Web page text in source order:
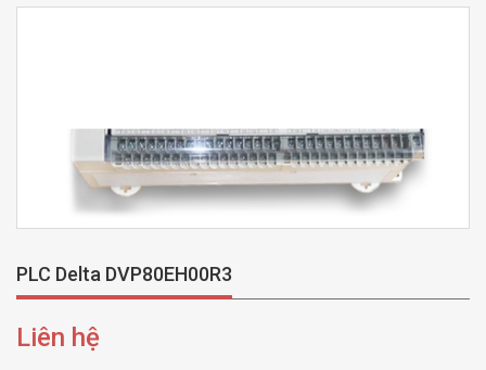
PLC Delta DVP80EH00R3
Liên hệ